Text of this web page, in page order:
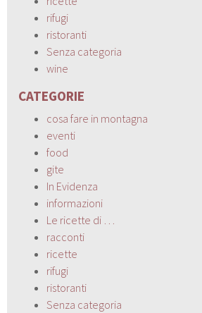
rifugi
ristoranti
Senza categoria
wine
CATEGORIE
cosa fare in montagna
eventi
food
gite
In Evidenza
informazioni
Le ricette di …
racconti
ricette
rifugi
ristoranti
Senza categoria